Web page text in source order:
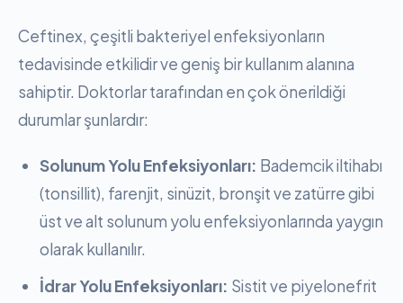
Ceftinex, çeşitli bakteriyel enfeksiyonların
tedavisinde etkilidir ve geniş bir kullanım alanına
sahiptir. Doktorlar tarafından en çok önerildiği
durumlar şunlardır:
Solunum Yolu Enfeksiyonları: Bademcik iltihabı
(tonsillit), farenjit, sinüzit, bronşit ve zatürre gibi
üst ve alt solunum yolu enfeksiyonlarında yaygın
olarak kullanılır.
İdrar Yolu Enfeksiyonları: Sistit ve piyelonefrit